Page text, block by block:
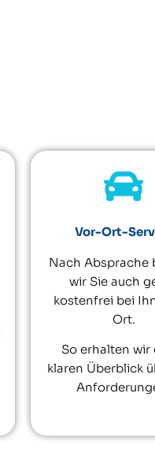
Vor-Ort-
Nach Absprache
wir Sie auch
kostenfrei bei
Ort.
So erhalten wir
klaren Überblick